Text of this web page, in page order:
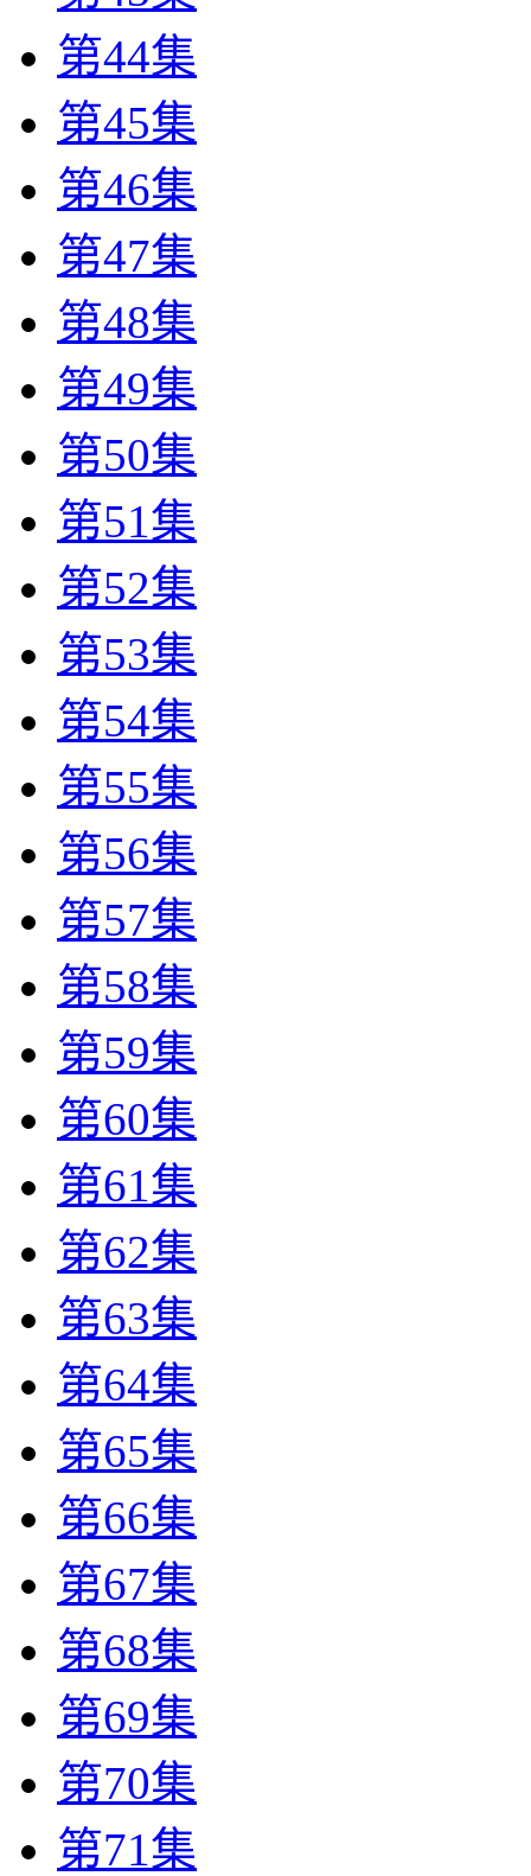
第44集
第45集
第46集
第47集
第48集
第49集
第50集
第51集
第52集
第53集
第54集
第55集
第56集
第57集
第58集
第59集
第60集
第61集
第62集
第63集
第64集
第65集
第66集
第67集
第68集
第69集
第70集
第71集